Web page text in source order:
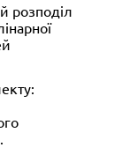
розподіл